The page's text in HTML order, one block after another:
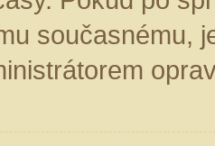
současnému,